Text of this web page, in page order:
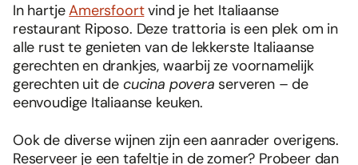
In hartjeAmersfoortvind je het Italiaanse
restaurant Riposo. Deze trattoria is een plek om in
alle rust te genieten van de lekkerste Italiaanse
gerechten en drankjes, waarbij ze voornamelijk
gerechten uit de cucina poveraserveren – de
eenvoudige Italiaanse keuken.
Ook de diverse wijnen zijn een aanrader overigens.
Reserveer je een tafeltje in de zomer? Probeer dan